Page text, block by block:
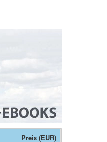
Preis (EUR)